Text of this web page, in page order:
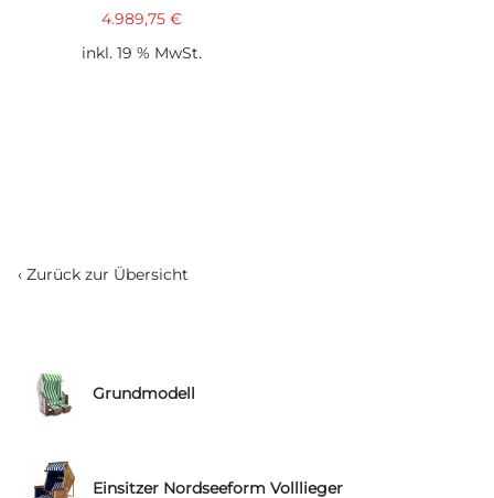
4.989,75 €
inkl. 19 % MwSt.
‹ Zurück zur Übersicht
Grundmodell
Einsitzer Nordseeform Volllieger